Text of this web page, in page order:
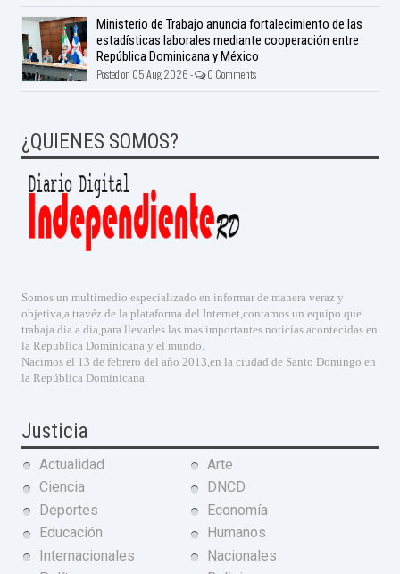
Ministerio de Trabajo anuncia fortalecimiento de las
estadísticas laborales mediante cooperación entre
República Dominicana y México
Posted on 05 Aug 2026 - 0 Comments
¿QUIENES SOMOS?
Somos un multimedio especializado en informar de manera veraz y
objetiva,a travéz de la plataforma del Internet,contamos un equipo que
trabaja dia a dia,para llevarles las mas importantes noticias acontecidas en
la Republica Dominicana y el mundo.
Nacimos el 13 de febrero del año 2013,en la ciudad de Santo Domingo en
la República Dominicana.
Justicia
Actualidad
Arte
Ciencia
DNCD
Deportes
Economía
Educación
Humanos
Internacionales
Nacionales